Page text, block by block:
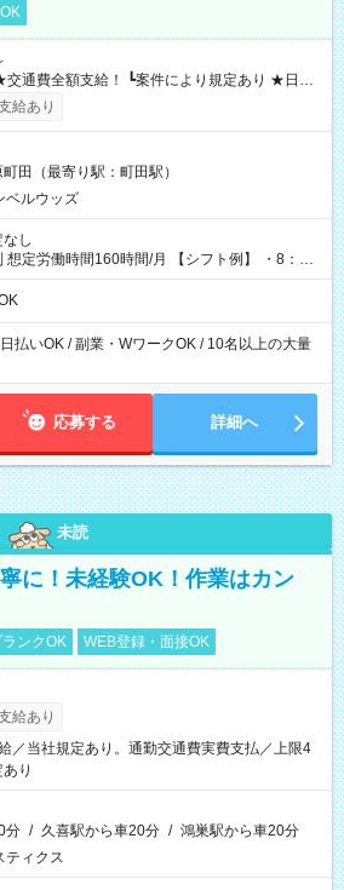
り） ┗働いたその日に現金GET♪ お仕事後はコ
い分を引き落とせます！ 【試用期間】試
給あり
田（最寄り駅：町田駅）
ベルウッズ
し
時間160時間/月 【シフト例】 ・8：00
払いOK / 副業・WワークOK / 10名以上の大量
応募する 詳細へ
未読
に！未経験OK！作業はカン
ランクOK WEB登録・面接OK
給あり
／当社規定あり。通勤交通費実費支払／上限4
り
分 / 久喜駅から車20分 / 鴻巣駅から車20分
ティクス